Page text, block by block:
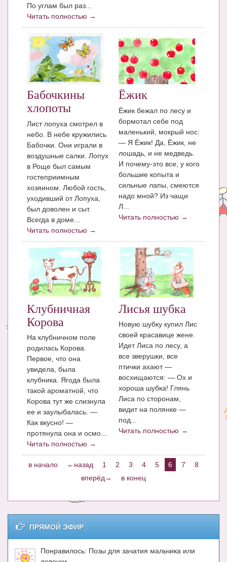
По углам был раз...
Читать полностью →
Бабочкины
хлопоты
Лист лопуха смотрел в
небо. В небе кружились
Бабочки. Они играли в
воздушные салки. Лопух
в Роще был самым
гостеприимным
хозяином. Любой гость,
уходивший от Лопуха,
был доволен и сыт.
Всегда в доме...
Читать полностью →
Ёжик
Ёжик бежал по лесу и
бормотал себе под
маленький, мокрый нос:
— Я Ёжик! Да, Ёжик, не
лошадь, и не медведь.
И почему-это все, у кого
большие копыта и
сильные лапы, смеются
надо мной? Из чащи
Л...
Читать полностью →
Клубничная
Корова
На клубничном поле
родилась Корова.
Первое, что она
увидела, была
клубника. Ягода была
такой ароматной, что
Корова тут же слизнула
ее и заулыбалась. —
Как вкусно! —
протянула она и осмо...
Читать полностью →
Лисья шубка
Новую шубку купил Лис
своей красавице жене.
Идет Лиса по лесу, а
все зверушки, все
птички ахают —
восхищаются: — Ох и
хороша шубка! Глянь
Лиса по сторонам,
видит на полянке —
под...
Читать полностью →
в начало ←назад 1 2 3 4 5 6 7
8
вперёд→
в конец
ПРЯМОЙ ЭФИР
Понравилось: Позы для зачатия мальчика или